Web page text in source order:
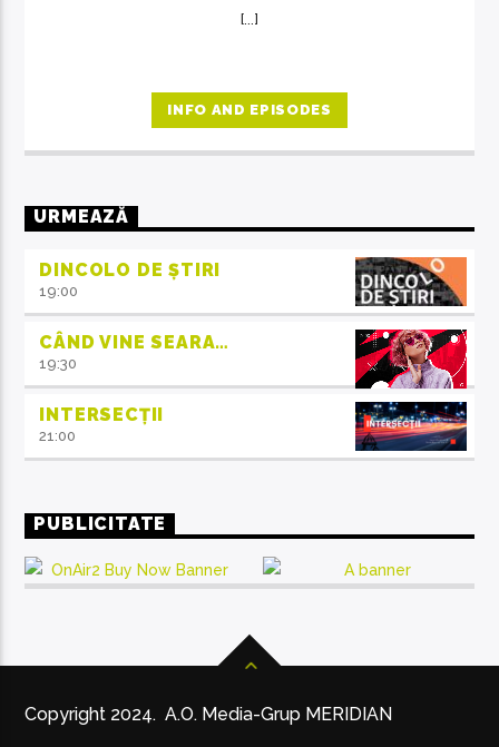
[...]
INFO AND EPISODES
URMEAZĂ
DINCOLO DE ȘTIRI
19:00
CÂND VINE SEARA…
19:30
INTERSECȚII
21:00
PUBLICITATE
Copyright 2024. A.O. Media-Grup MERIDIAN